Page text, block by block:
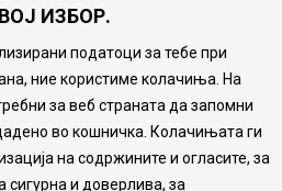
Ваучери
Finder
FAQs
што попрецизни во описот на
на слики и цени, но не
ИЗБОР.
податоци за тебе при
ние користиме колачиња. На
за веб страната да запомни
во кошничка. Колачињата ги
на содржините и огласите, за
сигурна и доверлива, за